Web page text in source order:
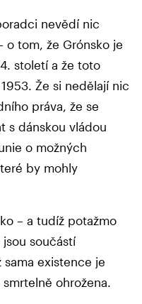
nevědí nic
o tom, že Grónsko je
století a že toto
Že si nedělají nic
práva, že se
s dánskou vládou
o možných
by mohly
– a tudíž potažmo
součástí
existence je
ohrožena.